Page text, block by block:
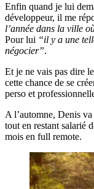
Enfin quand je lui
développeur, il me
l’année dans la ville
Pour lui “il y a une
négocier”.
Et je ne vais pas dire
cette chance de se
perso et
A l’automne, Denis
tout en restant salarié
mois en full remote.